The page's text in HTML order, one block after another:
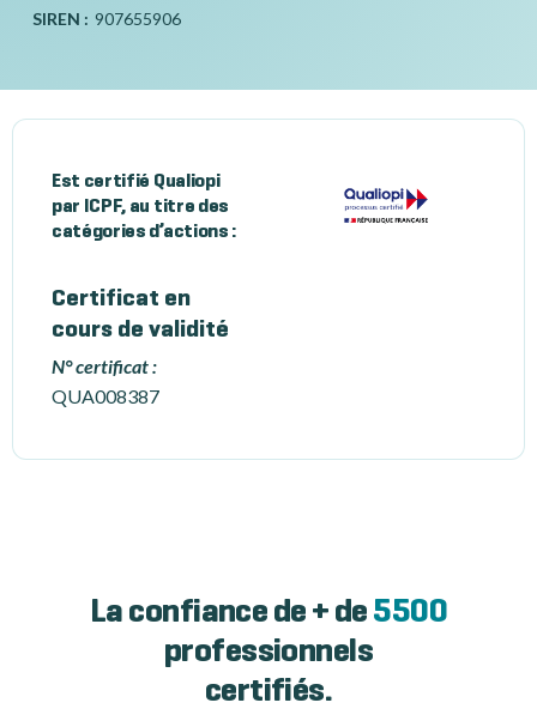
SIREN : 907655906
Est certifié Qualiopi
par ICPF, au titre des
catégories d’actions :
Certificat en
cours de validité
N° certificat :
QUA008387
La confiance de + de 5500
professionnels
certifiés.